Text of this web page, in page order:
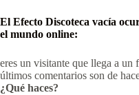
El Efecto Discoteca vacía
el mundo online:
eres un visitante que llega a un
últimos comentarios son de
¿Qué haces?